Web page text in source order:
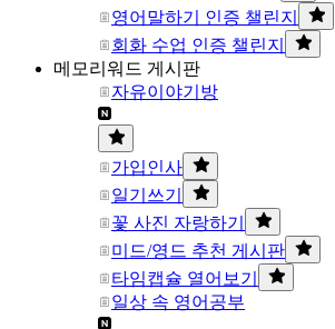
영어말하기 인증 챌린지
회화 수업 인증 챌린지
메모리워드 게시판
자유이야기방
가입인사
일기쓰기
꽃 사진 자랑하기
미드/영드 추천 게시판
타임캡슐 열어보기
일상 속 영어공부